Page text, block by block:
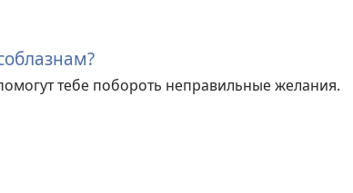
тебе побороть неправильные желания.